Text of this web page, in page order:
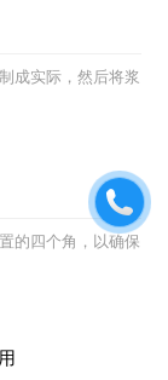
成实际，然后将浆
的四个角，以确保